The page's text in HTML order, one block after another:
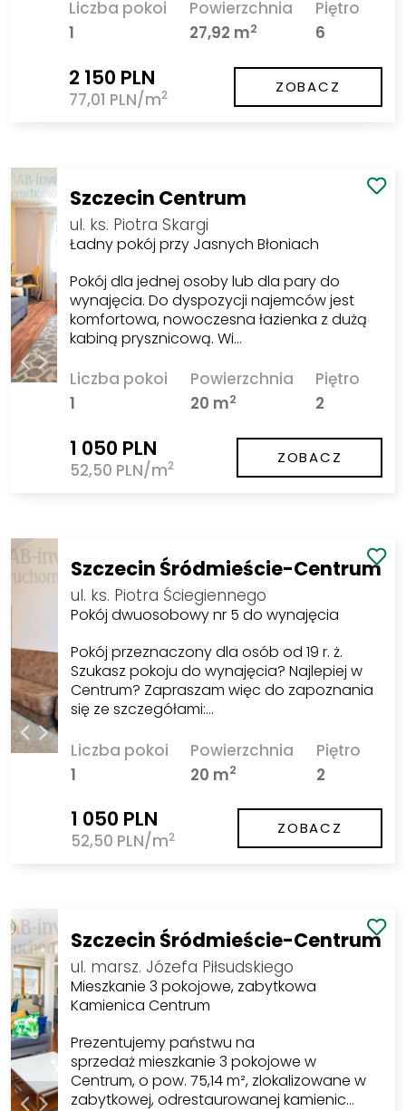
Liczba pokoi
1
Powierzchnia
27,92 m2
Piętro
6
2 150 PLN
77,01 PLN/m2 ZOBACZ
Szczecin Centrum
ul. ks. Piotra Skargi
Ładny pokój przy Jasnych Błoniach
Pokój dla jednej osoby lub dla pary do
wynajęcia. Do dyspozycji najemców jest
komfortowa, nowoczesna łazienka z dużą
kabiną prysznicową. Wi…
Liczba pokoi
1
Powierzchnia
20 m2
Piętro
2
1 050 PLN
52,50 PLN/m2 ZOBACZ
Szczecin Śródmieście-Centrum
ul. ks. Piotra Ściegiennego
Pokój dwuosobowy nr 5 do wynajęcia
Pokój przeznaczony dla osób od 19 r. ż.
Szukasz pokoju do wynajęcia? Najlepiej w
Centrum? Zapraszam więc do zapoznania
się ze szczegółami:…
Liczba pokoi
1
Powierzchnia
20 m2
Piętro
2
1 050 PLN
52,50 PLN/m2 ZOBACZ
Szczecin Śródmieście-Centrum
ul. marsz. Józefa Piłsudskiego
Mieszkanie 3 pokojowe, zabytkowa
Kamienica Centrum
Prezentujemy państwu na
sprzedaż mieszkanie 3 pokojowe w
Centrum, o pow. 75,14 m², zlokalizowane w
zabytkowej, odrestaurowanej kamienic…